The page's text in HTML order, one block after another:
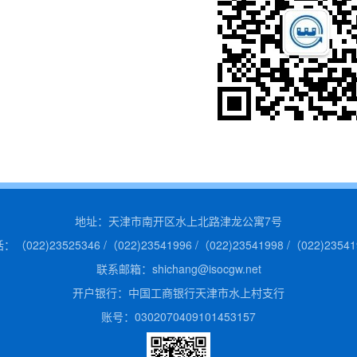
地址：天津市南开区水上北路津龙公寓7号
：（022)23525346 /（022)23541996 /（022)23541998 /（
联系邮箱：shichang@isocgw.net
开户银行：中国工商银行天津市水上村支行
账号：0302070409101453157